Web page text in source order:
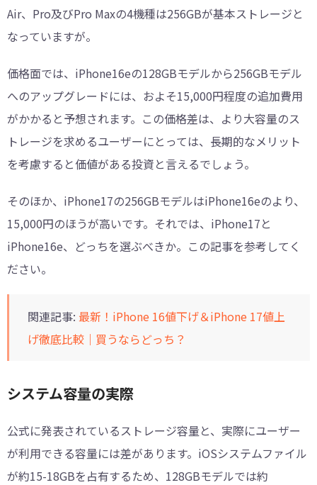
Air、Pro及びPro Maxの4機種は256GBが基本ストレージと
なっていますが。
価格面では、iPhone16eの128GBモデルから256GBモデル
へのアップグレードには、およそ15,000円程度の追加費用
がかかると予想されます。この価格差は、より大容量のス
トレージを求めるユーザーにとっては、長期的なメリット
を考慮すると価値がある投資と言えるでしょう。
そのほか、iPhone17の256GBモデルはiPhone16eのより、
15,000円のほうが高いです。それでは、iPhone17と
iPhone16e、どっちを選ぶべきか。この記事を参考してく
ださい。
関連記事: 最新！iPhone 16値下げ＆iPhone 17値上
げ徹底比較｜買うならどっち？
システム容量の実際
公式に発表されているストレージ容量と、実際にユーザー
が利用できる容量には差があります。iOSシステムファイル
が約15-18GBを占有するため、128GBモデルでは約